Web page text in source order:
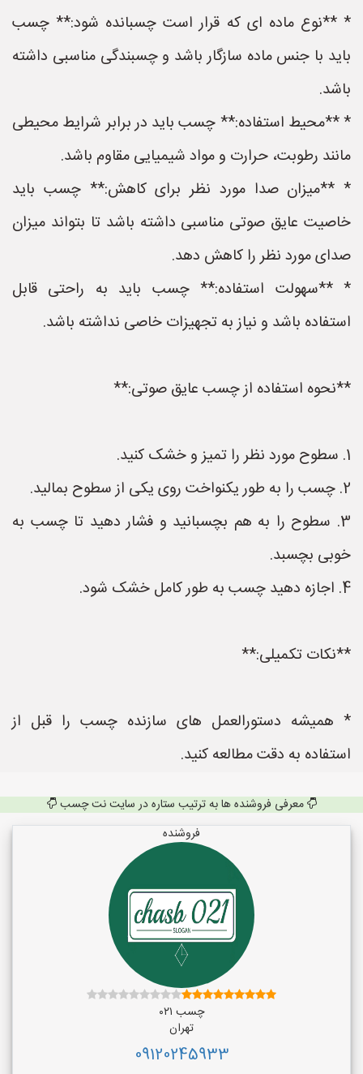
* **نوع ماده ای که قرار است چسبانده شود:** چسب
باید با جنس ماده سازگار باشد و چسبندگی مناسبی داشته
باشد.
* **محیط استفاده:** چسب باید در برابر شرایط محیطی
مانند رطوبت، حرارت و مواد شیمیایی مقاوم باشد.
* **میزان صدا مورد نظر برای کاهش:** چسب باید
خاصیت عایق صوتی مناسبی داشته باشد تا بتواند میزان
صدای مورد نظر را کاهش دهد.
* **سهولت استفاده:** چسب باید به راحتی قابل
استفاده باشد و نیاز به تجهیزات خاصی نداشته باشد.
**نحوه استفاده از چسب عایق صوتی:**
1. سطوح مورد نظر را تمیز و خشک کنید.
2. چسب را به طور یکنواخت روی یکی از سطوح بمالید.
3. سطوح را به هم بچسبانید و فشار دهید تا چسب به
خوبی بچسبد.
4. اجازه دهید چسب به طور کامل خشک شود.
**نکات تکمیلی:**
* همیشه دستورالعمل های سازنده چسب را قبل از
استفاده به دقت مطالعه کنید.
معرفی فروشنده ها به ترتیب ستاره در سایت نت چسب
فروشنده
چسب ۰۲۱
تهران
09120245933